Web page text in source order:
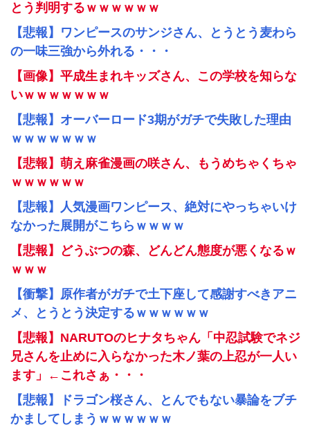
とう判明するｗｗｗｗｗｗ
【悲報】ワンピースのサンジさん、とうとう麦わら
の一味三強から外れる・・・
【画像】平成生まれキッズさん、この学校を知らな
いｗｗｗｗｗｗｗ
【悲報】オーバーロード3期がガチで失敗した理由
ｗｗｗｗｗｗｗ
【悲報】萌え麻雀漫画の咲さん、もうめちゃくちゃ
ｗｗｗｗｗｗ
【悲報】人気漫画ワンピース、絶対にやっちゃいけ
なかった展開がこちらｗｗｗｗ
【悲報】どうぶつの森、どんどん態度が悪くなるｗ
ｗｗｗ
【衝撃】原作者がガチで土下座して感謝すべきアニ
メ、とうとう決定するｗｗｗｗｗｗ
【悲報】NARUTOのヒナタちゃん「中忍試験でネジ
兄さんを止めに入らなかった木ノ葉の上忍が一人い
ます」←これさぁ・・・
【悲報】ドラゴン桜さん、とんでもない暴論をブチ
かましてしまうｗｗｗｗｗｗ